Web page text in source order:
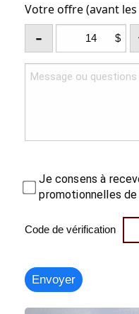
Votre offre (avant les
- $
Je consens à
promotionnelles
Code de vérification